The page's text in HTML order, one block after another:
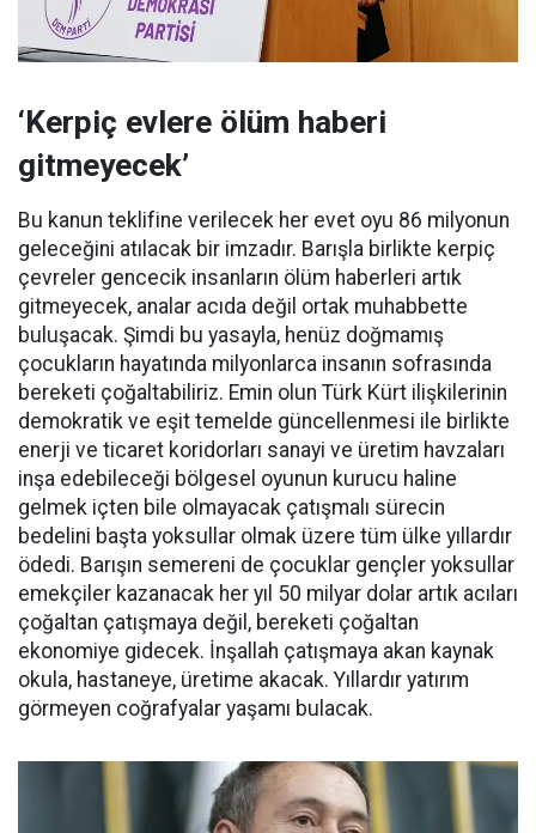
‘Kerpiç evlere ölüm haberi
gitmeyecek’
Bu kanun teklifine verilecek her evet oyu 86 milyonun
geleceğini atılacak bir imzadır. Barışla birlikte kerpiç
çevreler gencecik insanların ölüm haberleri artık
gitmeyecek, analar acıda değil ortak muhabbette
buluşacak. Şimdi bu yasayla, henüz doğmamış
çocukların hayatında milyonlarca insanın sofrasında
bereketi çoğaltabiliriz. Emin olun Türk Kürt ilişkilerinin
demokratik ve eşit temelde güncellenmesi ile birlikte
enerji ve ticaret koridorları sanayi ve üretim havzaları
inşa edebileceği bölgesel oyunun kurucu haline
gelmek içten bile olmayacak çatışmalı sürecin
bedelini başta yoksullar olmak üzere tüm ülke yıllardır
ödedi. Barışın semereni de çocuklar gençler yoksullar
emekçiler kazanacak her yıl 50 milyar dolar artık acıları
çoğaltan çatışmaya değil, bereketi çoğaltan
ekonomiye gidecek. İnşallah çatışmaya akan kaynak
okula, hastaneye, üretime akacak. Yıllardır yatırım
görmeyen coğrafyalar yaşamı bulacak.